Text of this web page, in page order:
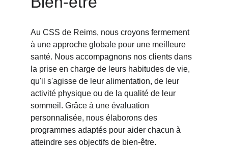
Au CSS de Reims, nous croyons fermement
à une approche globale pour une meilleure
santé. Nous accompagnons nos clients dans
la prise en charge de leurs habitudes de vie,
qu'il s'agisse de leur alimentation, de leur
activité physique ou de la qualité de leur
sommeil. Grâce à une évaluation
personnalisée, nous élaborons des
programmes adaptés pour aider chacun à
atteindre ses objectifs de bien-être.